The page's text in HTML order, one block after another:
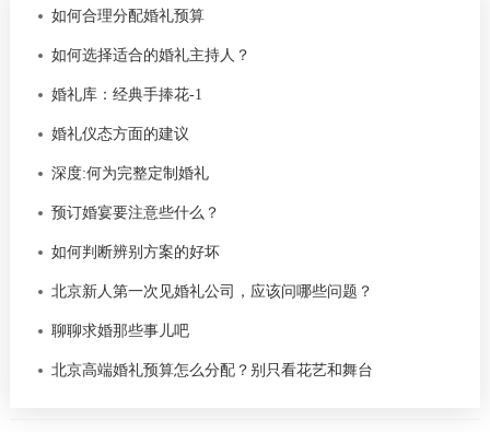
如何合理分配婚礼预算
如何选择适合的婚礼主持人？
婚礼库：经典手捧花-1
婚礼仪态方面的建议
深度:何为完整定制婚礼
预订婚宴要注意些什么？
如何判断辨别方案的好坏
北京新人第一次见婚礼公司，应该问哪些问题？
聊聊求婚那些事儿吧
北京高端婚礼预算怎么分配？别只看花艺和舞台